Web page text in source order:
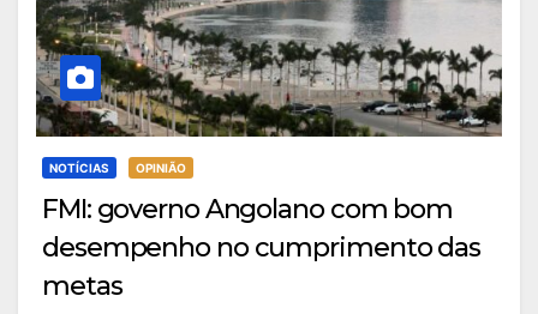
NOTÍCIAS OPINIÃO
FMI: governo Angolano com bom
desempenho no cumprimento das
metas